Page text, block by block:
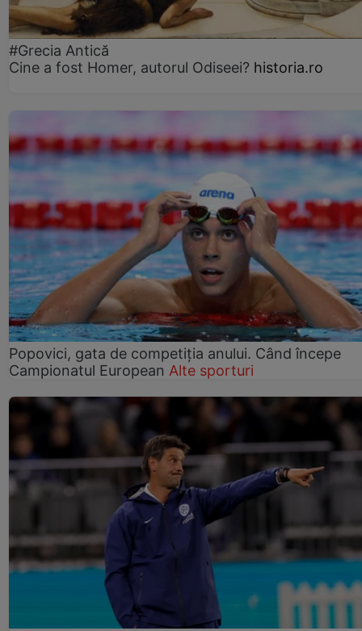
#Grecia Antică
Cine a fost Homer, autorul Odiseei? historia.ro
Popovici, gata de competiția anului. Când începe
Campionatul European Alte sporturi